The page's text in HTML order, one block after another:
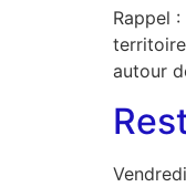
Rappel
autour